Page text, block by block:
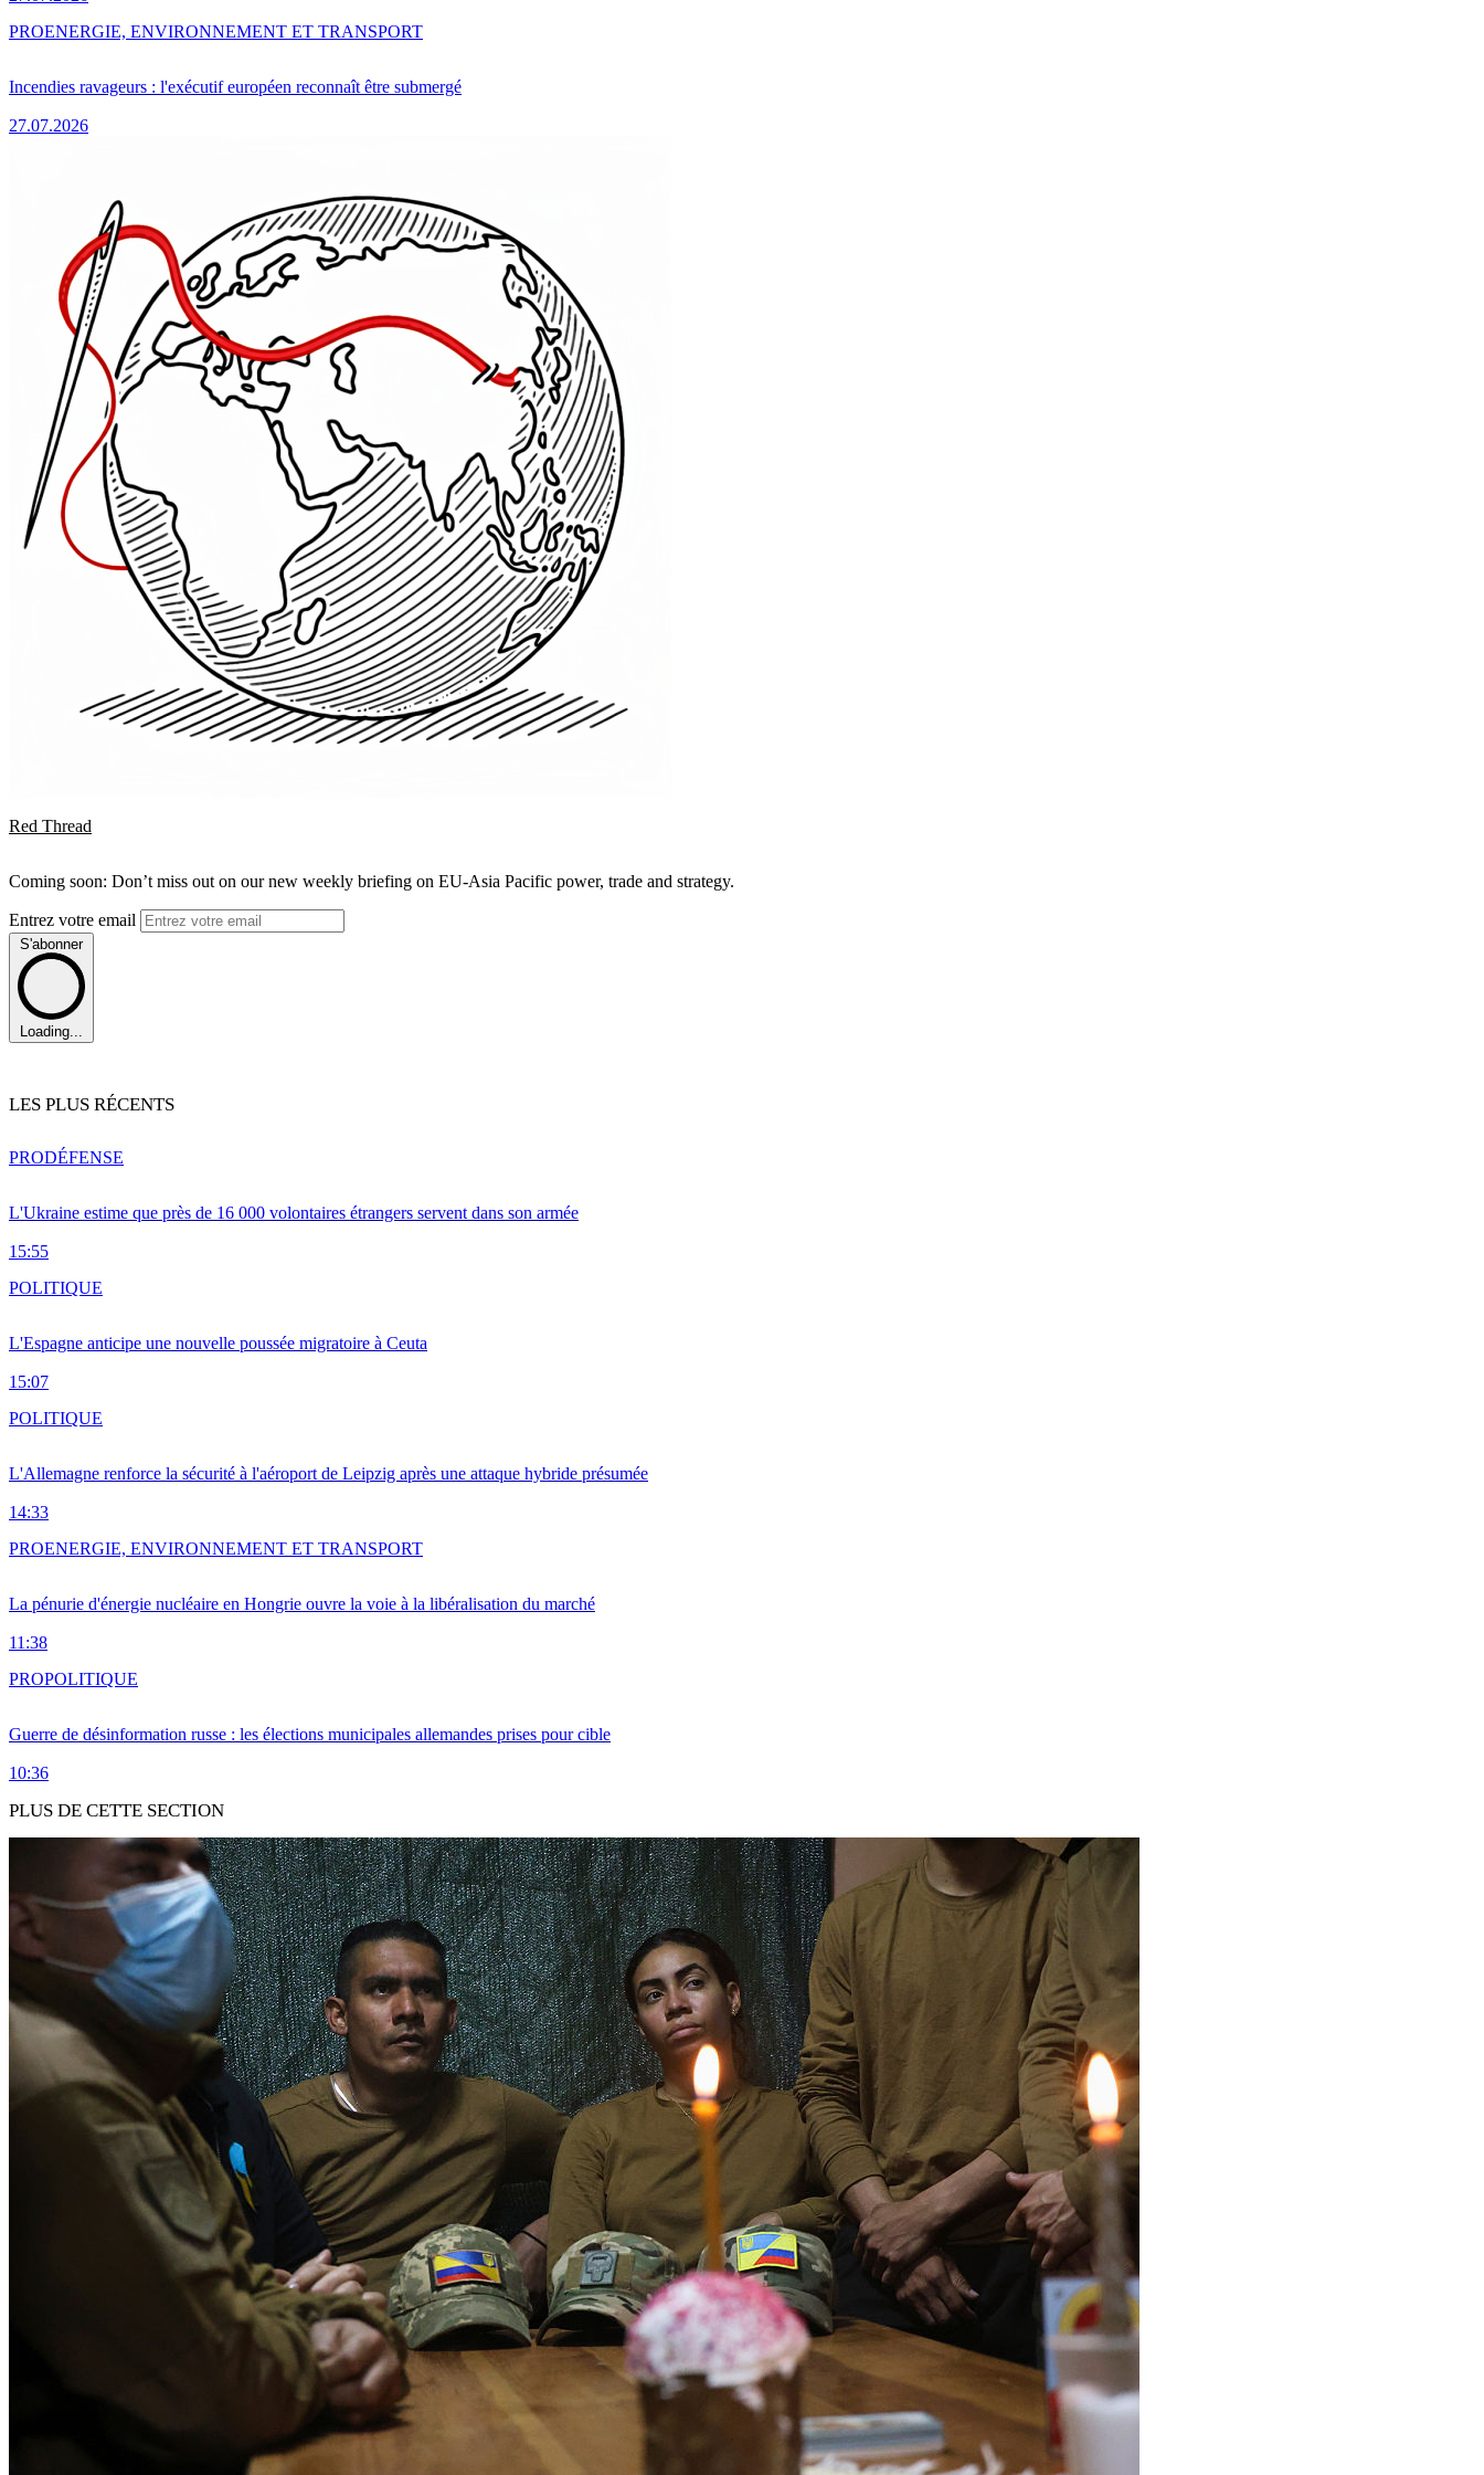
Incendies ravageurs : l'exécutif européen reconnaît être submergé
27.07.2026
PROENERGIE, ENVIRONNEMENT ET TRANSPORT
Red Thread
Coming soon: Don’t miss out on our new weekly briefing on EU-Asia Pacific power, trade and strategy.
Entrez votre email
S'abonner
Loading...
LES PLUS RÉCENTS
L'Ukraine estime que près de 16 000 volontaires étrangers servent dans son armée
15:55
PRODÉFENSE
L'Espagne anticipe une nouvelle poussée migratoire à Ceuta
15:07
POLITIQUE
L'Allemagne renforce la sécurité à l'aéroport de Leipzig après une attaque hybride présumée
14:33
POLITIQUE
La pénurie d'énergie nucléaire en Hongrie ouvre la voie à la libéralisation du marché
11:38
PROENERGIE, ENVIRONNEMENT ET TRANSPORT
Guerre de désinformation russe : les élections municipales allemandes prises pour cible
10:36
PROPOLITIQUE
PLUS DE CETTE SECTION